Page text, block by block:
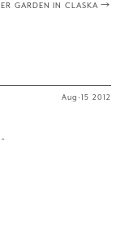
GARDEN IN CLASKA→
Aug ·15 2012